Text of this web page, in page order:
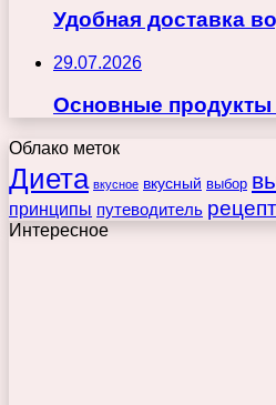
Удобная доставка
29.07.2026
Основные продукты
Облако меток
Диета вкусное вкусный выбор
принципы путеводитель рецепт
Интересное